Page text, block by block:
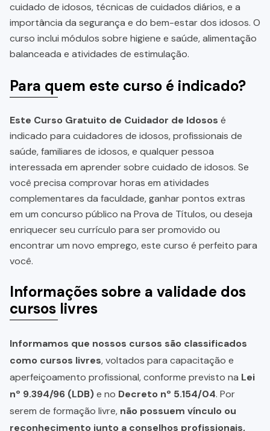
cuidado de idosos, técnicas de cuidados diários, e a
importância da segurança e do bem-estar dos idosos. O
curso inclui módulos sobre higiene e saúde, alimentação
balanceada e atividades de estimulação.
Para quem este curso é indicado?
Este Curso Gratuito de Cuidador de Idosos é
indicado para cuidadores de idosos, profissionais de
saúde, familiares de idosos, e qualquer pessoa
interessada em aprender sobre cuidado de idosos. Se
você precisa comprovar horas em atividades
complementares da faculdade, ganhar pontos extras
em um concurso público na Prova de Títulos, ou deseja
enriquecer seu currículo para ser promovido ou
encontrar um novo emprego, este curso é perfeito para
você.
Informações sobre a validade dos
cursos livres
Informamos que nossos cursos são classificados
como cursos livres, voltados para capacitação e
aperfeiçoamento profissional, conforme previsto na Lei
nº 9.394/96 (LDB)e no Decreto nº 5.154/04. Por
serem de formação livre, não possuem vínculo ou
reconhecimento junto a conselhos profissionais,